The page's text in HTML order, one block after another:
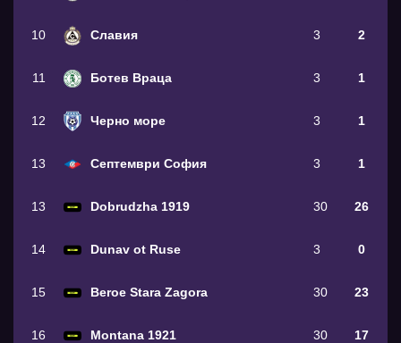
10 Славия 3 2
11 Ботев Враца 3 1
12 Черно море 3 1
13 Септември София 3 1
13 Dobrudzha 1919 30 26
14 Dunav ot Ruse 3 0
15 Beroe Stara Zagora 30 23
16 Montana 1921 30 17